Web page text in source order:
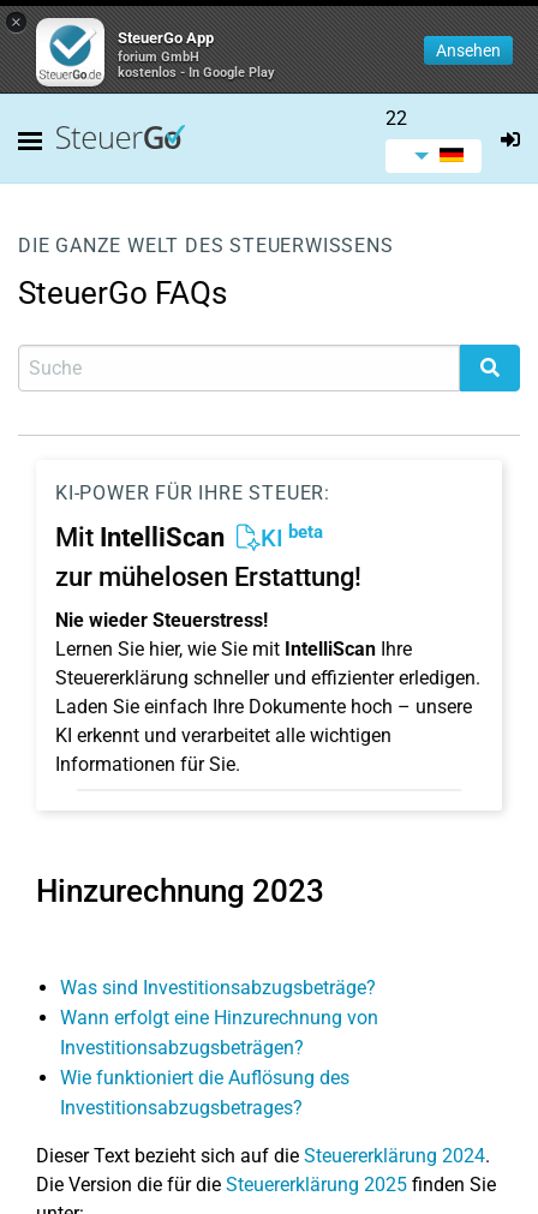
×
SteuerGo App
forium GmbH
kostenlos - In Google Play
Ansehen
22
DIE GANZE WELT DES STEUERWISSENS
SteuerGo FAQs
KI-POWER FÜR IHRE STEUER:
Mit IntelliScan KI beta
zur mühelosen Erstattung!
Nie wieder Steuerstress!
Lernen Sie hier, wie Sie mit IntelliScan Ihre
Steuererklärung schneller und effizienter erledigen.
Laden Sie einfach Ihre Dokumente hoch – unsere
KI erkennt und verarbeitet alle wichtigen
Informationen für Sie.
Hinzurechnung 2023
Was sind Investitionsabzugsbeträge?
Wann erfolgt eine Hinzurechnung von
Investitionsabzugsbeträgen?
Wie funktioniert die Auflösung des
Investitionsabzugsbetrages?
Dieser Text bezieht sich auf die Steuererklärung 2024.
Die Version die für die Steuererklärung 2025 finden Sie